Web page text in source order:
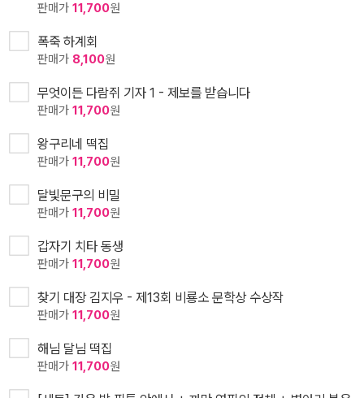
판매가 11,700원
폭죽 하계회
판매가 8,100원
무엇이든 다람쥐 기자 1 - 제보를 받습니다
판매가 11,700원
왕구리네 떡집
판매가 11,700원
달빛문구의 비밀
판매가 11,700원
갑자기 치타 동생
판매가 11,700원
찾기 대장 김지우 - 제13회 비룡소 문학상 수상작
판매가 11,700원
해님 달님 떡집
판매가 11,700원